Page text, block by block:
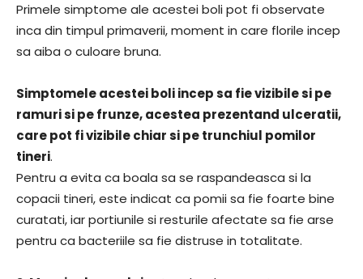
Primele simptome ale acestei boli pot fi observate
inca din timpul primaverii, moment in care florile incep
sa aiba o culoare bruna.
Simptomele acestei boli incep sa fie vizibile si pe
ramuri si pe frunze, acestea prezentand ulceratii,
care pot fi vizibile chiar si pe trunchiul pomilor
tineri.
Pentru a evita ca boala sa se raspandeasca si la
copacii tineri, este indicat ca pomii sa fie foarte bine
curatati, iar portiunile si resturile afectate sa fie arse
pentru ca bacteriile sa fie distruse in totalitate.